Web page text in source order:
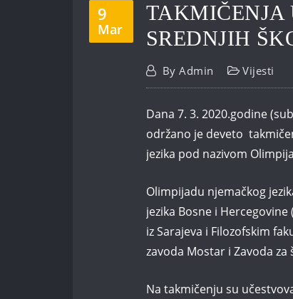
9
Mar
TAKMIČENJA
SREDNJIH
ByAdmin Vijesti
Dana 7. 3. 2020.godine
održano je deveto
jezika pod nazivom
Olimpijadu njemačkog
jezika Bosne i
iz Sarajeva i Filozofskim
zavoda Mostar i Zavoda
Na takmičenju su